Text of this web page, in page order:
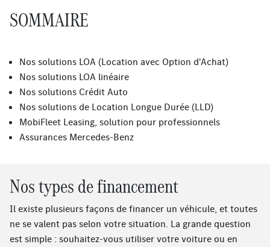
SOMMAIRE
Nos solutions LOA (Location avec Option d'Achat)
Nos solutions LOA linéaire
Nos solutions Crédit Auto
Nos solutions de Location Longue Durée (LLD)
MobiFleet Leasing, solution pour professionnels
Assurances Mercedes-Benz
Nos types de financement
Il existe plusieurs façons de financer un véhicule, et toutes
ne se valent pas selon votre situation. La grande question
est simple : souhaitez-vous utiliser votre voiture ou en